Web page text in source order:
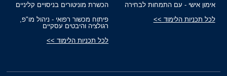
אימון אישי - עם התמחות לבחירה
לכל תכניות הלימוד >>
הכשרת מוניטורים בניסויים קליניים
פיתוח מכשור רפואי - ניהול מו"פ,
רגולציה והיבטים עסקיים
לכל תכניות הלימוד >>